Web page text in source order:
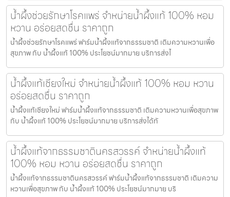
น้ำผึ้งช่วยรักษาโรคแพร่ จำหน่ายน้ำผึ้งแท้ 100% หอม
หวาน อร่อยสดชื่น ราคาถูก
น้ำผึ้งช่วยรักษาโรคแพร่ ฟาร์มน้ำผึ้งแท้จากธรรมชาติ เติมความหวานเพื่อ
สุขภาพ กับ น้ำผึ้งแท้ 100% ประโยชน์มากมาย บริการส่งไ
น้ำผึ้งแท้เชียงใหม่ จำหน่ายน้ำผึ้งแท้ 100% หอม หวาน
อร่อยสดชื่น ราคาถูก
น้ำผึ้งแท้เชียงใหม่ ฟาร์มน้ำผึ้งแท้จากธรรมชาติ เติมความหวานเพื่อสุขภาพ
กับ น้ำผึ้งแท้ 100% ประโยชน์มากมาย บริการส่งได้ทั
น้ำผึ้งแท้จากธรรมชาตินครสวรรค์ จำหน่ายน้ำผึ้งแท้
100% หอม หวาน อร่อยสดชื่น ราคาถูก
น้ำผึ้งแท้จากธรรมชาตินครสวรรค์ ฟาร์มน้ำผึ้งแท้จากธรรมชาติ เติมความ
หวานเพื่อสุขภาพ กับ น้ำผึ้งแท้ 100% ประโยชน์มากมาย บริ